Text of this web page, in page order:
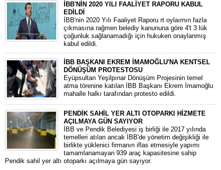
İBB'NİN 2020 YILI FAALİYET RAPORU KABUL
EDİLDİ
İBB'nin 2020 Yılı Faaliyet Raporu rt oylaırnın fazla
çıkmasına rağmen belediy kanununa göre 4't 3 lük
çoğunluk sağlanamadığı için hukuken onaylanmış
kabul edildi.
İBB BAŞKANI EKREM İMAMOĞLU'NA KENTSEL
DÖNÜŞÜM PROTESTOSU
Eyüpsultan Yeşilpınar Dönüşüm Projesinin temel
atma törenine katılan İBB Başkanı Ekrem İmamoğlu
mahalle halkı tarafından protesto edildi.
PENDİK SAHİL YER ALTI OTOPARKI HİZMETE
AÇILMAYA GÜN SAYIYOR
İBB ve Pendik Belediyesi iş birliği ile 2017 yılında
temelleri atılan ancak İBB'de yönetim değişikliği ile
birlikte yüklenici firmanın iflas etmesiyle yapımı
tamamlanamayan 939 araç kapasitesine sahip
Pendik sahil yer altı otoparkı açılmaya gün sayıyor.